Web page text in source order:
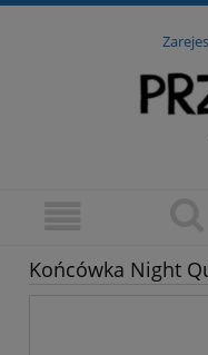
Końcówka Night